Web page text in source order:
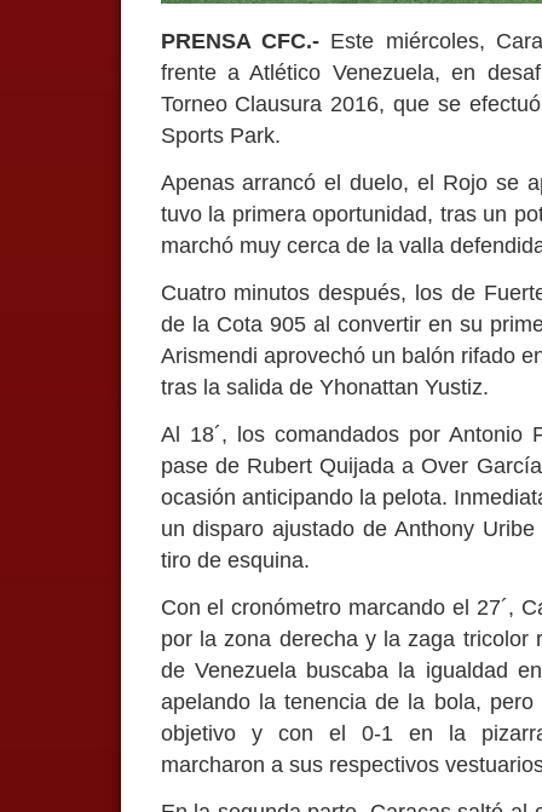
PRENSA CFC.- Este miércoles,
frente a Atlético Venezuela, en
Torneo Clausura 2016, que se
Sports Park.
Apenas arrancó el duelo, el Rojo se
tuvo la primera oportunidad, tras un
marchó muy cerca de la valla
Cuatro minutos después, los de
de la Cota 905 al convertir en su
Arismendi aprovechó un balón rifado
tras la salida de Yhonattan Yustiz.
Al 18´, los comandados por Antonio
pase de Rubert Quijada a Over
ocasión anticipando la pelota.
un disparo ajustado de Anthony
tiro de esquina.
Con el cronómetro marcando el 27´,
por la zona derecha y la zaga tricolor
de Venezuela buscaba la igualdad
apelando la tenencia de la bola,
objetivo y con el 0-1 en la
marcharon a sus respectivos